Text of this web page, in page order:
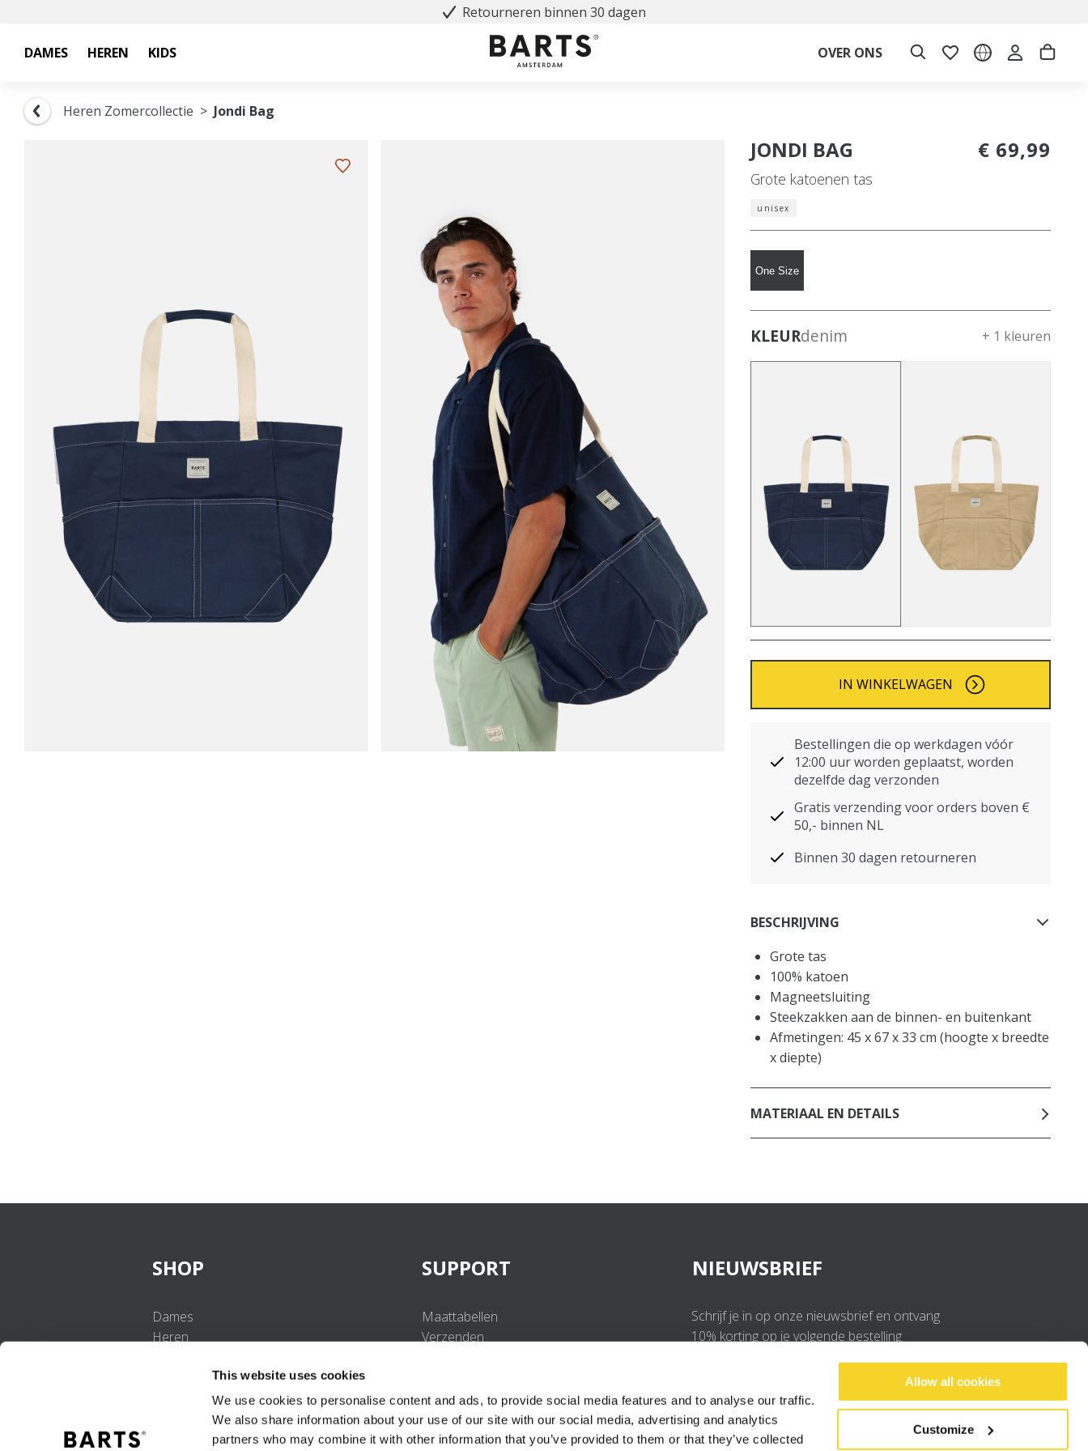
This website uses cookies
We use cookies to personalise content and ads, to provide social media features and to analyse our traffic.
We also share information about your use of our site with our social media, advertising and analytics
partners who may combine it with other information that you’ve provided to them or that they’ve collected
Allow all cookies
Customize
Retourneren binnen 30 dagen
DAMES HEREN KIDS OVER ONS
Heren Zomercollectie Jondi Bag
JONDI BAG
Grote katoenen tas
€ 69,99
unisex
One Size
KLEURdenim + 1 kleuren
IN WINKELWAGEN
Bestellingen die op werkdagen vóór
12:00 uur worden geplaatst, worden
dezelfde dag verzonden
Gratis verzending voor orders boven €
50,- binnen NL
Binnen 30 dagen retourneren
BESCHRIJVING
Grote tas
100% katoen
Magneetsluiting
Steekzakken aan de binnen- en buitenkant
Afmetingen: 45 x 67 x 33 cm (hoogte x breedte
x diepte)
MATERIAAL EN DETAILS
SHOP
Dames
Heren
SUPPORT
Maattabellen
Verzenden
Contact
UV-Beschermingsnorm
B2B Portal Login
NIEUWSBRIEF
Schrijf je in op onze nieuwsbrief en ontvang
10% korting op je volgende bestelling
Ik ga akkoord met de